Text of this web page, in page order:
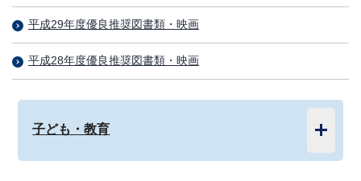
平成29年度優良推奨図書類・映画
平成28年度優良推奨図書類・映画
子ども・教育